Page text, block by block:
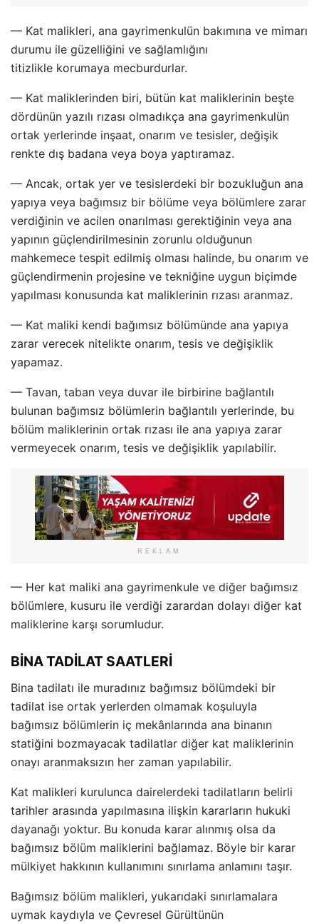
— Kat malikleri, ana gayrimenkulün bakımına ve mimarı
durumu ile güzelliğini ve sağlamlığını
titizlikle korumaya mecburdurlar.
— Kat maliklerinden biri, bütün kat maliklerinin beşte
dördünün yazılı rızası olmadıkça ana gayrimenkulün
ortak yerlerinde inşaat, onarım ve tesisler, değişik
renkte dış badana veya boya yaptıramaz.
— Ancak, ortak yer ve tesislerdeki bir bozukluğun ana
yapıya veya bağımsız bir bölüme veya bölümlere zarar
verdiğinin ve acilen onarılması gerektiğinin veya ana
yapının güçlendirilmesinin zorunlu olduğunun
mahkemece tespit edilmiş olması halinde, bu onarım ve
güçlendirmenin projesine ve tekniğine uygun biçimde
yapılması konusunda kat maliklerinin rızası aranmaz.
— Kat maliki kendi bağımsız bölümünde ana yapıya
zarar verecek nitelikte onarım, tesis ve değişiklik
yapamaz.
— Tavan, taban veya duvar ile birbirine bağlantılı
bulunan bağımsız bölümlerin bağlantılı yerlerinde, bu
bölüm maliklerinin ortak rızası ile ana yapıya zarar
vermeyecek onarım, tesis ve değişiklik yapılabilir.
REKLAM
— Her kat maliki ana gayrimenkule ve diğer bağımsız
bölümlere, kusuru ile verdiği zarardan dolayı diğer kat
maliklerine karşı sorumludur.
BİNA TADİLAT SAATLERİ
Bina tadilatı ile muradınız bağımsız bölümdeki bir
tadilat ise ortak yerlerden olmamak koşuluyla
bağımsız bölümlerin iç mekânlarında ana binanın
statiğini bozmayacak tadilatlar diğer kat maliklerinin
onayı aranmaksızın her zaman yapılabilir.
Kat malikleri kurulunca dairelerdeki tadilatların belirli
tarihler arasında yapılmasına ilişkin kararların hukuki
dayanağı yoktur. Bu konuda karar alınmış olsa da
bağımsız bölüm maliklerini bağlamaz. Böyle bir karar
mülkiyet hakkının kullanımını sınırlama anlamını taşır.
Bağımsız bölüm malikleri, yukarıdaki sınırlamalara
uymak kaydıyla ve Çevresel Gürültünün